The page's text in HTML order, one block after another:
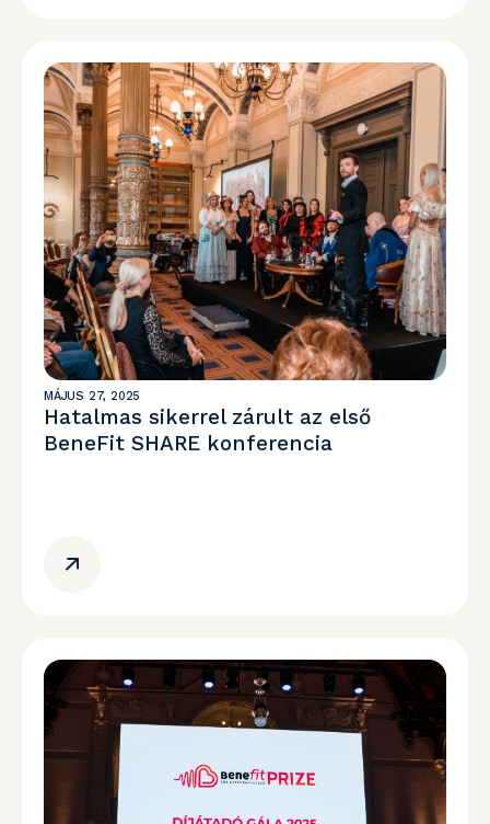
MÁJUS 27, 2025
Hatalmas sikerrel zárult az első
BeneFit SHARE konferencia